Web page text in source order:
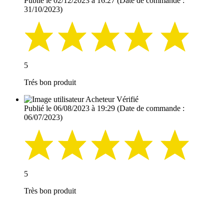
31/10/2023)
5
Trés bon produit
Acheteur Vérifié
Publié le 06/08/2023 à 19:29 (Date de commande :
06/07/2023)
5
Très bon produit